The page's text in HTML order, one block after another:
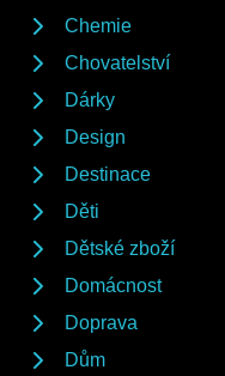
Chemie
Chovatelství
Dárky
Design
Destinace
Děti
Dětské zboží
Domácnost
Doprava
Dům